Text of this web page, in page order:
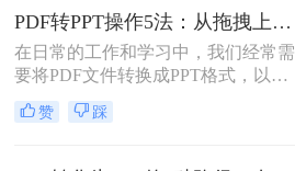
PPT的转换。
PDF转PPT操作5法：从拖拽上传到批量转换的完整步骤！
在日常的工作和学习中，我们经常需
要将PDF文件转换成PPT格式，以便
进行编辑、展示和分享。那么PDF怎
么转换成PPT呢？本文将介绍五种将
赞 踩